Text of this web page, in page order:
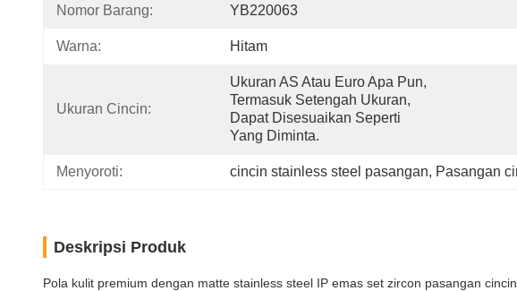
Nomor Barang: YB220063
Warna: Hitam
Ukuran Cincin:
Ukuran AS Atau Euro Apa Pun,
Termasuk Setengah Ukuran,
Dapat Disesuaikan Seperti
Yang Diminta.
Menyoroti: cincin stainless steel pasangan, Pasangan
Deskripsi Produk
Pola kulit premium dengan matte stainless steel IP emas set zircon pasangan cincin